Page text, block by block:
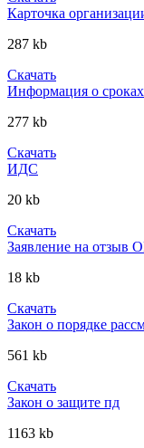
Карточка
287 kb
Скачать
Информация о
277 kb
Скачать
ИДС
20 kb
Скачать
Заявление на отзыв
18 kb
Скачать
Закон о порядке
561 kb
Скачать
Закон о защите пд
1163 kb